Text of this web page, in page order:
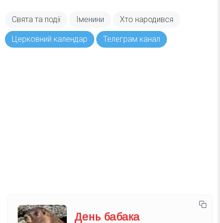
Свята та події Іменини Хто народився
Церковний календар Телеграм канал
День бабака